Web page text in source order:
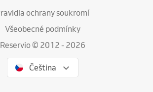
ochrany soukromí
Všeobecné podmínky
Reservio © 2012 - 2026
Čeština